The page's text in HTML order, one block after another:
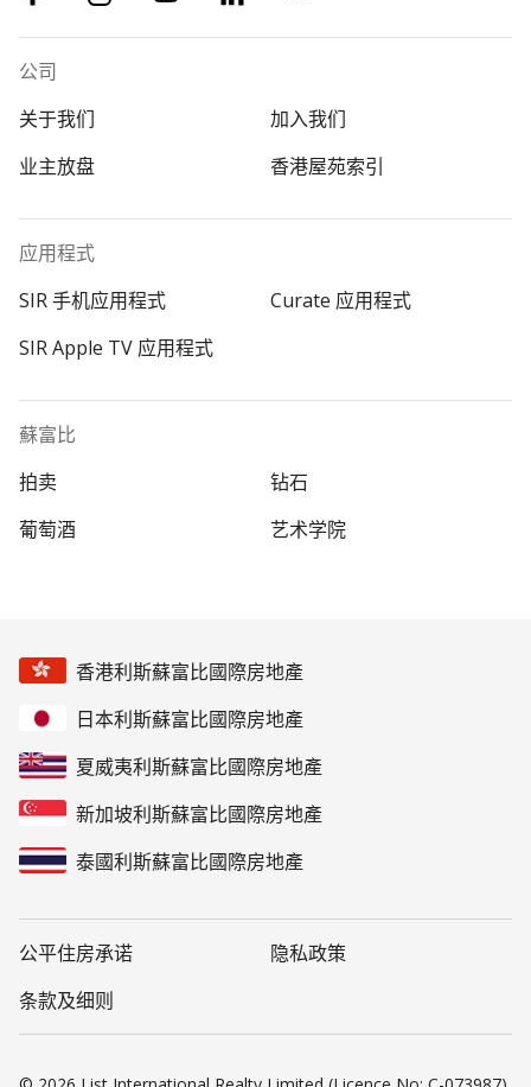
公司
关于我们
加入我们
业主放盘
香港屋苑索引
应用程式
SIR 手机应用程式
Curate 应用程式
SIR Apple TV 应用程式
蘇富比
拍卖
钻石
葡萄酒
艺术学院
香港利斯蘇富比國際房地產
日本利斯蘇富比國際房地產
夏威夷利斯蘇富比國際房地產
新加坡利斯蘇富比國際房地產
泰國利斯蘇富比國際房地產
公平住房承诺
隐私政策
条款及细则